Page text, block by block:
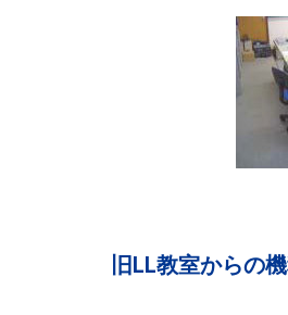
旧LL教室からの